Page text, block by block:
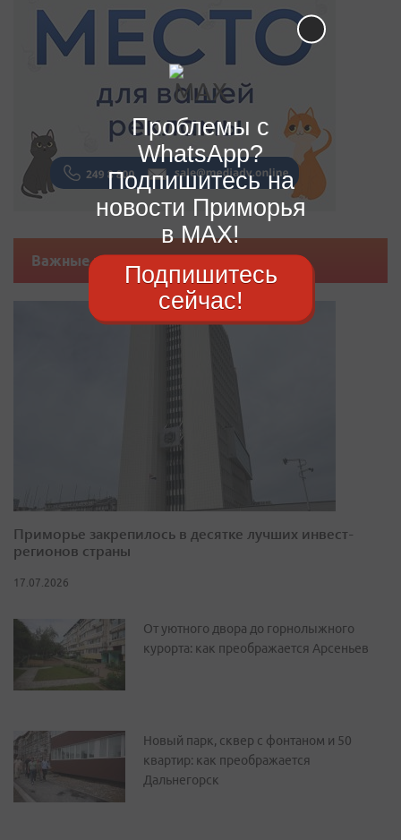
Важные новости
Приморье закрепилось в десятке лучших инвест-
регионов страны
17.07.2026
От уютного двора до горнолыжного
курорта: как преображается Арсеньев
Новый парк, сквер с фонтаном и 50
квартир: как преображается
Дальнегорск
Проблемы с
WhatsApp?
Подпишитесь на
новости Приморья
в MAX!
Подпишитесь
сейчас!